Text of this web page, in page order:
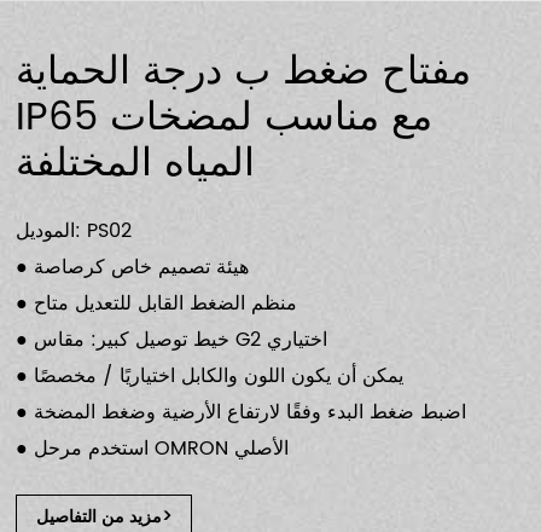
مفتاح ضغط ب درجة الحماية
IP65 مع مناسب لمضخات
المياه المختلفة
الموديل: PS02
● هيئة تصميم خاص كرصاصة
● منظم الضغط القابل للتعديل متاح
● خيط توصيل كبير: مقاس G2 اختياري
● يمكن أن يكون اللون والكابل اختياريًا / مخصصًا
● اضبط ضغط البدء وفقًا لارتفاع الأرضية وضغط المضخة
● استخدم مرحل OMRON الأصلي
مزيد من التفاصيل>